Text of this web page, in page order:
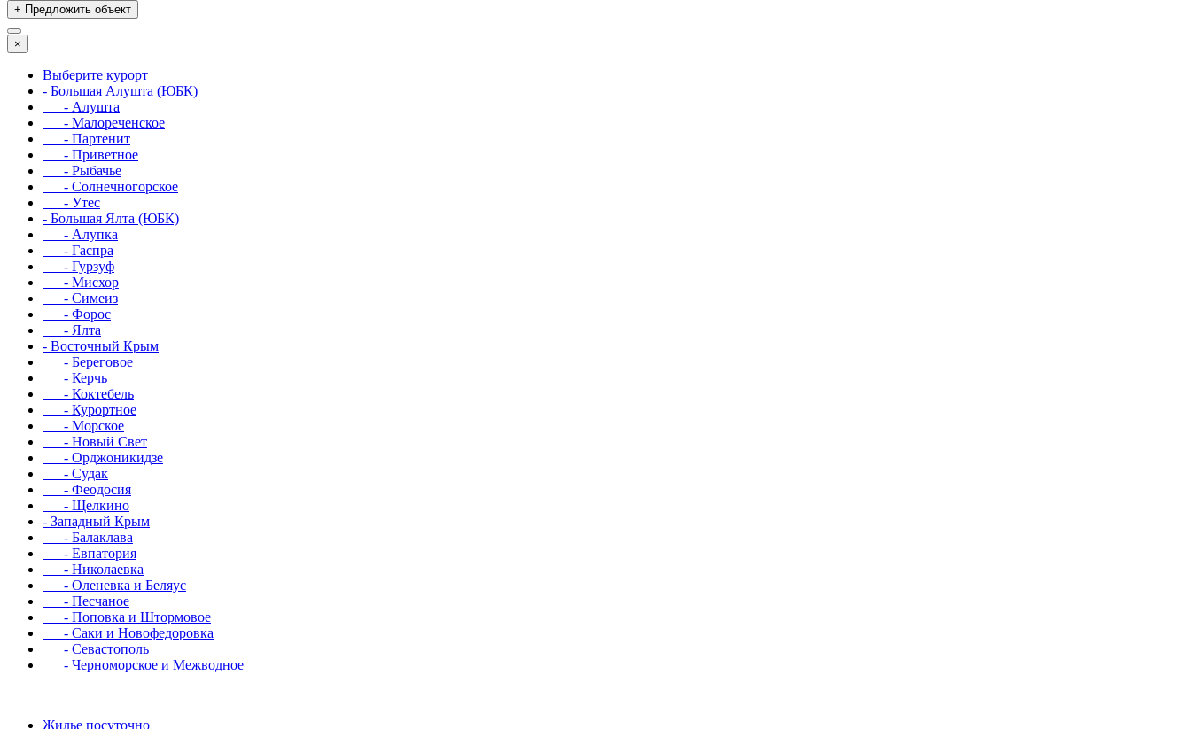
+ Предложить объект
×
Выберите курорт
- Большая Алушта (ЮБК)
- Алушта
- Малореченское
- Партенит
- Приветное
- Рыбачье
- Солнечногорское
- Утес
- Большая Ялта (ЮБК)
- Алупка
- Гаспра
- Гурзуф
- Мисхор
- Симеиз
- Форос
- Ялта
- Восточный Крым
- Береговое
- Керчь
- Коктебель
- Курортное
- Морское
- Новый Свет
- Орджоникидзе
- Судак
- Феодосия
- Щелкино
- Западный Крым
- Балаклава
- Евпатория
- Николаевка
- Оленевка и Беляус
- Песчаное
- Поповка и Штормовое
- Саки и Новофедоровка
- Севастополь
- Черноморское и Межводное
Жилье посуточно